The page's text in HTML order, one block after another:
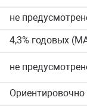
не
4,3% годовых
не
Ориентировочно